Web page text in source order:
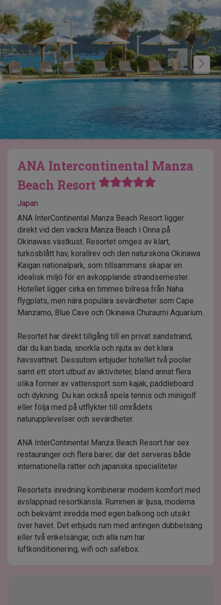
ANA Intercontinental Manza
Beach Resort
Japan
ANA InterContinental Manza Beach Resort ligger
direkt vid den vackra Manza Beach i Onna på
Okinawas västkust. Resortet omges av klart,
turkosblått hav, korallrev och den natursköna Okinawa
Kaigan nationalpark, som tillsammans skapar en
idealisk miljö för en avkopplande strandsemester.
Hotellet ligger cirka en timmes bilresa från Naha
flygplats, men nära populära sevärdheter som Cape
Manzamo, Blue Cave och Okinawa Churaumi Aquarium.
Resortet har direkt tillgång till en privat sandstrand,
där du kan bada, snorkla och njuta av det klara
havsvattnet. Dessutom erbjuder hotellet två pooler
samt ett stort utbud av aktiviteter, bland annat flera
olika former av vattensport som kajak, paddleboard
och dykning. Du kan också spela tennis och minigolf
eller följa med på utflykter till områdets
naturupplevelser och sevärdheter.
ANA InterContinental Manza Beach Resort har sex
restauranger och flera barer, där det serveras både
internationella rätter och japanska specialiteter.
Resortets inredning kombinerar modern komfort med
avslappnad resortkänsla. Rummen är ljusa, moderna
och bekvämt inredda med egen balkong och utsikt
över havet. Det erbjuds rum med antingen dubbelsäng
eller två enkelsängar, och alla rum har
luftkonditionering, wifi och safebox.